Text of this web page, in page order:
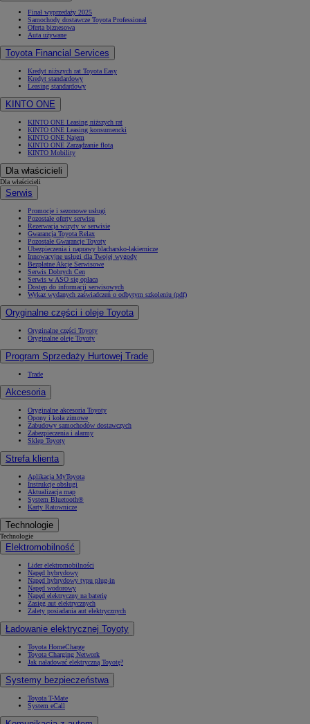
Finał wyprzedaży 2025
Samochody dostawcze Toyota Professional
Oferta biznesowa
Auta używane
Toyota Financial Services
Kredyt niższych rat Toyota Easy
Kredyt standardowy
Leasing standardowy
KINTO ONE
KINTO ONE Leasing niższych rat
KINTO ONE Leasing konsumencki
KINTO ONE Najem
KINTO ONE Zarządzanie flotą
KINTO Mobility
Dla właścicieli
Dla właścicieli
Serwis
Promocje i sezonowe usługi
Pozostałe oferty serwisu
Rezerwacja wizyty w serwisie
Gwarancja Toyota Relax
Pozostałe Gwarancje Toyoty
Ubezpieczenia i naprawy blacharsko-lakiernicze
Innowacyjne usługi dla Twojej wygody
Bezpłatne Akcje Serwisowe
Serwis Dobrych Cen
Serwis w ASO się opłaca
Dostęp do informacji serwisowych
Wykaz wydanych zaświadczeń o odbytym szkoleniu (pdf)
Oryginalne części i oleje Toyota
Oryginalne części Toyoty
Oryginalne oleje Toyoty
Program Sprzedaży Hurtowej Trade
Trade
Akcesoria
Oryginalne akcesoria Toyoty
Opony i koła zimowe
Zabudowy samochodów dostawczych
Zabezpieczenia i alarmy
Sklep Toyoty
Strefa klienta
Aplikacja MyToyota
Instrukcje obsługi
Aktualizacja map
System Bluetooth®
Karty Ratownicze
Technologie
Technologie
Elektromobilność
Lider elektromobilności
Napęd hybrydowy
Napęd hybrydowy typu plug-in
Napęd wodorowy
Napęd elektryczny na baterię
Zasięg aut elektrycznych
Zalety posiadania aut elektrycznych
Ładowanie elektrycznej Toyoty
Toyota HomeCharge
Toyota Charging Network
Jak naładować elektryczną Toyotę?
Systemy bezpieczeństwa
Toyota T-Mate
System eCall